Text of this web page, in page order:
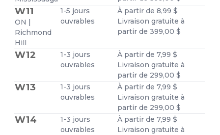
W11
ON |
Richmond
Hill
1-5 jours
ouvrables
À partir de 8,99 $
Livraison gratuite à
partir de 399,00 $
W12
1-3 jours
ouvrables
À partir de 7,99 $
Livraison gratuite à
partir de 299,00 $
W13
1-3 jours
ouvrables
À partir de 7,99 $
Livraison gratuite à
partir de 299,00 $
W14
1-3 jours
ouvrables
À partir de 7,99 $
Livraison gratuite à